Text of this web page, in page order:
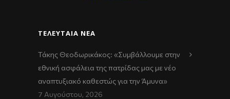
ΤΕΛΕΥΤΑΊΑ ΝΈΑ
Τάκης Θεοδωρικάκος: «Συμβάλλουμε στην
εθνική ασφάλεια της πατρίδας μας με νέο
αναπτυξιακό καθεστώς για την Άμυνα»
7 Αυγούστου, 2026